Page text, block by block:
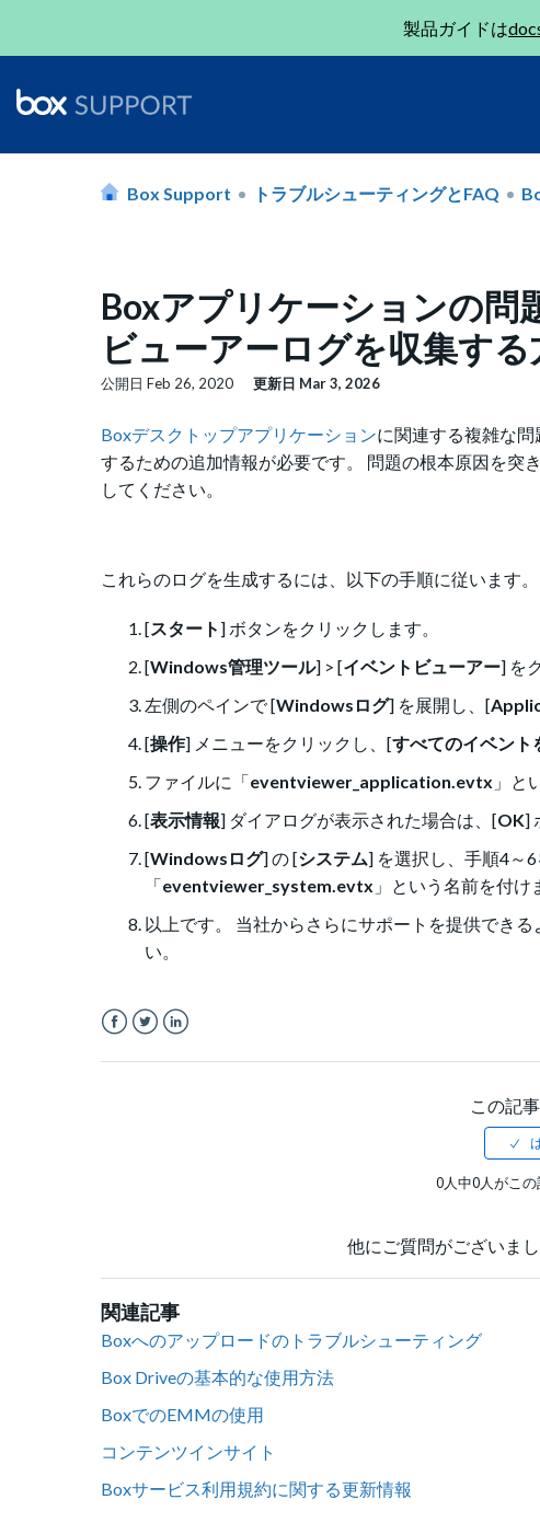
製品ガイドは
Box Support トラブルシューティングとFAQ
Boxアプリケーションの
ビューアーログを収集する
公開日 Feb 26, 2020 更新日 Mar 3, 2026
Boxデスクトップアプリケーションに関連する複雑な
するための追加情報が必要です。 問題の根本原因を突
してください。
これらのログを生成するには、以下の手順に従います。
[スタート ] ボタンをクリックします。
[Windows管理ツール] > [イベントビューアー] を
左側のペインで [Windowsログ] を展開し、[
[操作] メニューをクリックし、[すべてのイベント
ファイルに「eventviewer_application.evtx 」と
[表示情報] ダイアログが表示された場合は、[OK]
[Windowsログ] の [システム] を選択し、手順4～
「eventviewer_system.evtx 」という名前を付け
以上です。 当社からさらにサポートを提供でき
い。
この記
0人中0人がこ
他にご質問がございまし
関連記事
Boxへのアップロードのトラブルシューティング
Box Driveの基本的な使用方法
BoxでのEMMの使用
コンテンツインサイト
Boxサービス利用規約に関する更新情報